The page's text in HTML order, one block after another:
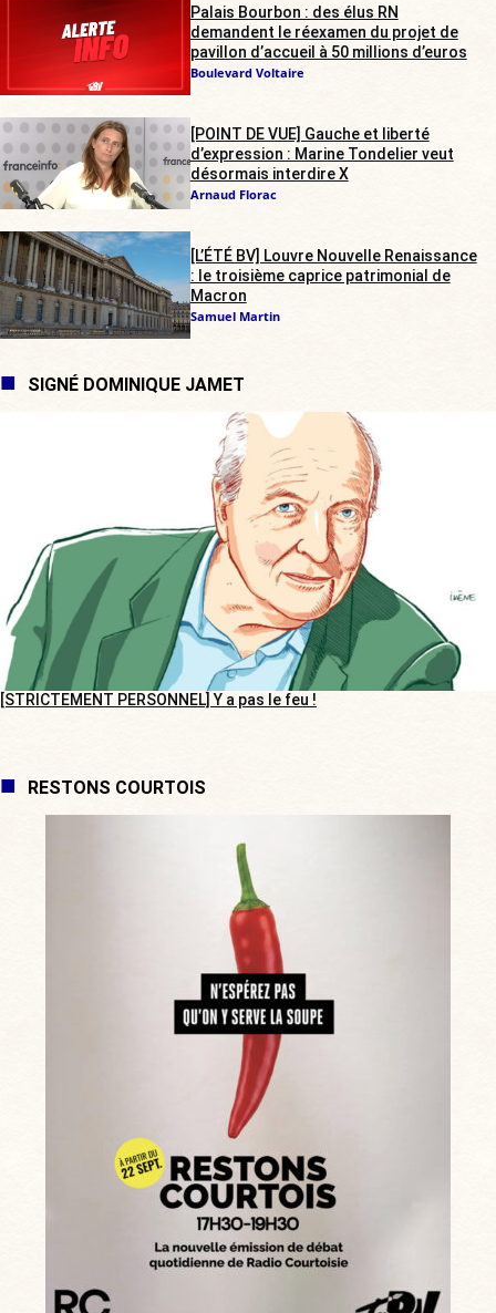
Palais Bourbon : des élus RN
demandent le réexamen du projet de
pavillon d’accueil à 50 millions d’euros
Boulevard Voltaire
[POINT DE VUE] Gauche et liberté
d’expression : Marine Tondelier veut
désormais interdire X
Arnaud Florac
[L’ÉTÉ BV] Louvre Nouvelle Renaissance
: le troisième caprice patrimonial de
Macron
Samuel Martin
SIGNÉ DOMINIQUE JAMET
[STRICTEMENT PERSONNEL] Y a pas le feu !
RESTONS COURTOIS